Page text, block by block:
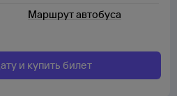
Маршрут автобуса
и купить билет